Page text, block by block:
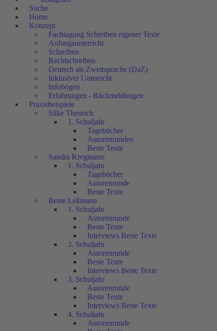
Suche
Home
Konzept
Fachtagung Schreiben eigener Texte
Anfangsunterricht
Schreiben
Rechtschreiben
Deutsch als Zweitsprache (DaZ)
Inklusiver Unterricht
Infobögen
Erfahrungen - Rückmeldungen
Praxisbeispiele
Silke Theurich
1. Schuljahr
Tagebücher
Autorenrunden
Beste Texte
Sandra Krogmann
1. Schuljahr
Tagebücher
Autorenrunde
Beste Texte
Beate Leßmann
1. Schuljahr
Autorenrunde
Beste Texte
Interviews Beste Texte
2. Schuljahr
Autorenrunde
Beste Texte
Interviews Beste Texte
3. Schuljahr
Autorenrunde
Beste Texte
Interviews Beste Texte
4. Schuljahr
Autorenrunde